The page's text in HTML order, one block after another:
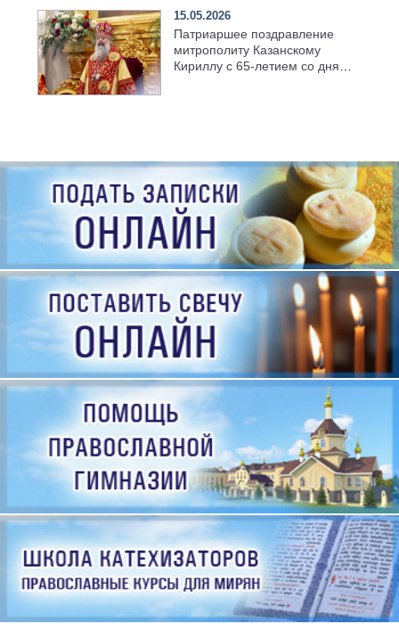
15.05.2026
Патриаршее поздравление
митрополиту Казанскому
Кириллу с 65-летием со дня